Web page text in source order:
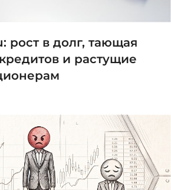
рост в долг, тающая
и растущие